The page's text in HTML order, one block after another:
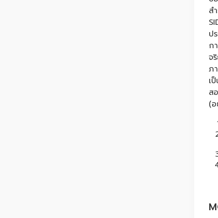
ส
ป
ก
จ
ภ
เ
ส
(